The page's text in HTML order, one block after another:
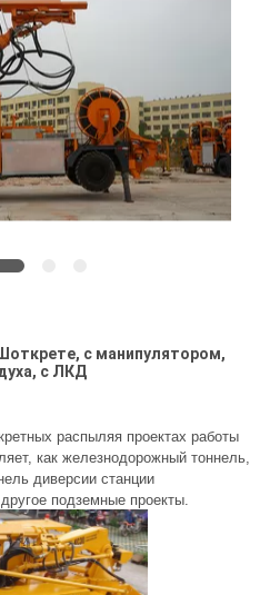
с манипулятором,
с ЛКД
распыляя проектах работы
как железнодорожный тоннель,
диверсии станции
подземные проекты.